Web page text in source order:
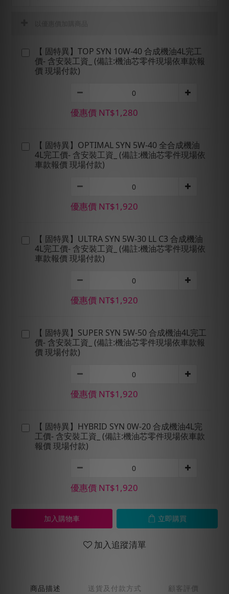
【 固特異】TOP SYN 10W-40 合成機油4L完工
價- 含安裝工資_ (備註:機油芯零件現場依車款報
價 現場付款)
優惠價 NT$1,280
【 固特異】OPTIMAL SYN 5W-40 全合成機油
4L完工價- 含安裝工資_ (備註:機油芯零件現場依
車款報價 現場付款)
優惠價 NT$1,920
【 固特異】ULTRA SYN 5W-30 LL C3 合成機油
4L完工價- 含安裝工資_ (備註:機油芯零件現場依
車款報價 現場付款)
優惠價 NT$1,920
【 固特異】SUPER SYN 5W-50 合成機油4L完工
價- 含安裝工資_ (備註:機油芯零件現場依車款報
價 現場付款)
優惠價 NT$1,920
【 固特異】HYBRID SYN 0W-20 合成機油4L完
工價- 含安裝工資_ (備註:機油芯零件現場依車款
報價 現場付款)
優惠價 NT$1,920
加入購物車 立即購買
加入追蹤清單
商品描述 送貨及付款方式 顧客評價